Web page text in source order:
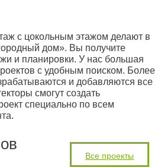
с цокольным этажом делают в
дом». Вы получите
и планировки. У нас большая
с удобным поиском. Более
и добавляются все
смогут создать
специально по всем
Все проекты